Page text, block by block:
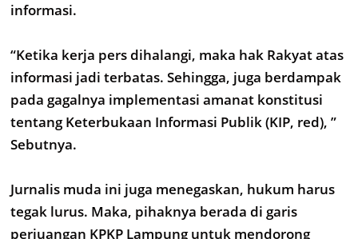
informasi.
“Ketika kerja pers dihalangi, maka hak Rakyat atas
informasi jadi terbatas. Sehingga, juga berdampak
pada gagalnya implementasi amanat konstitusi
tentang Keterbukaan Informasi Publik (KIP, red), ”
Sebutnya.
Jurnalis muda ini juga menegaskan, hukum harus
tegak lurus. Maka, pihaknya berada di garis
perjuangan KPKP Lampung untuk mendorong